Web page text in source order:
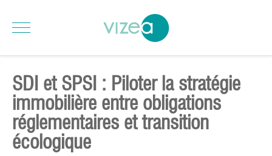
SDI et SPSI : Piloter la stratégie
immobilière entre obligations
réglementaires et transition
écologique